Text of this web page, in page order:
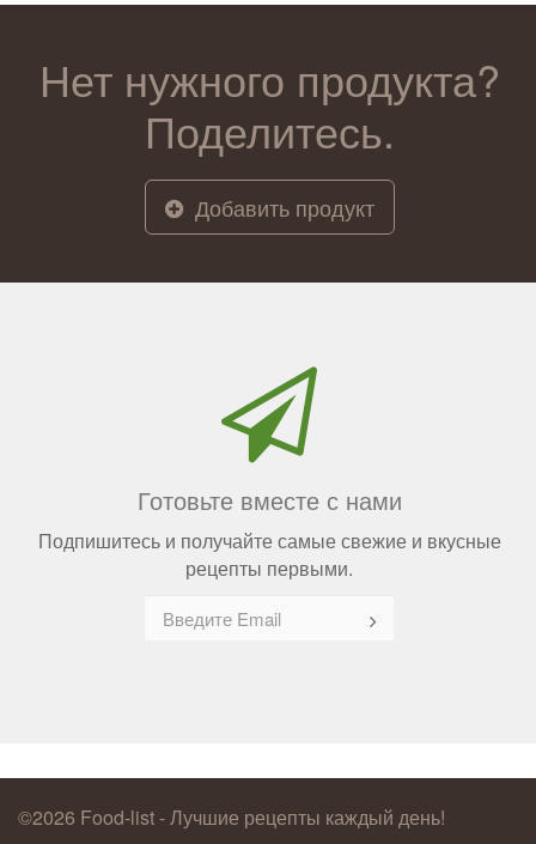
Нет нужного продукта?
Поделитесь.
Добавить продукт
Готовьте вместе с нами
Подпишитесь и получайте самые свежие и вкусные
рецепты первыми.
©2026 Food-list - Лучшие рецепты каждый день!